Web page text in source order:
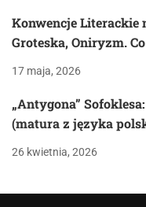
Konwencje
Groteska, Oniryzm.
17 maja, 2026
„Antygona”
(matura z języka
26 kwietnia, 2026